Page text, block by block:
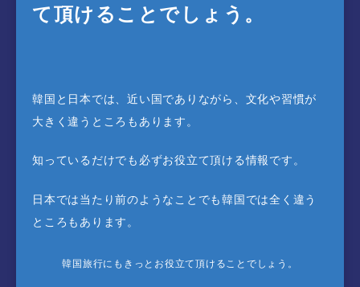
て頂けることでしょう。
韓国と日本では、近い国でありながら、文化や習慣が
大きく違うところもあります。
知っているだけでも必ずお役立て頂ける情報です。
日本では当たり前のようなことでも韓国では全く違う
ところもあります。
韓国旅行にもきっとお役立て頂けることでしょう。